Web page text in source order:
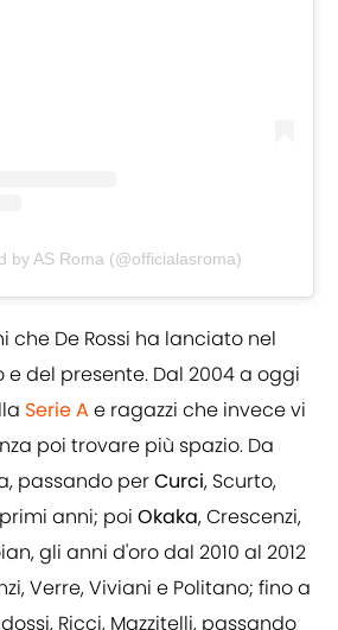
by AS Roma (@officialasroma)
che De Rossi ha lanciato nel
del presente. Dal 2004 a oggi
Serie A e ragazzi che invece vi
poi trovare più spazio. Da
passando perCurci, Scurto,
anni; poi Okaka, Crescenzi,
gli anni d'oro dal 2010 al 2012
Verre, Viviani e Politano; fino a
Ricci, Mazzitelli, passando